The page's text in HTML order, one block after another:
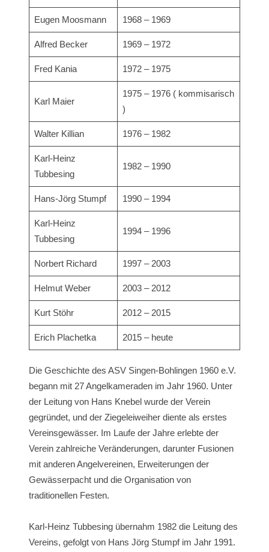
Eugen Moosmann 1968 – 1969
Alfred Becker 1969 – 1972
Fred Kania 1972 – 1975
Karl Maier
1975 – 1976 ( kommisarisch
)
Walter Killian 1976 – 1982
Karl-Heinz
Tubbesing
1982 – 1990
Hans-Jörg Stumpf 1990 – 1994
Karl-Heinz
Tubbesing
1994 – 1996
Norbert Richard 1997 – 2003
Helmut Weber 2003 – 2012
Kurt Stöhr 2012 – 2015
Erich Plachetka 2015 – heute
Die Geschichte des ASV Singen-Bohlingen 1960 e.V.
begann mit 27 Angelkameraden im Jahr 1960. Unter
der Leitung von Hans Knebel wurde der Verein
gegründet, und der Ziegeleiweiher diente als erstes
Vereinsgewässer. Im Laufe der Jahre erlebte der
Verein zahlreiche Veränderungen, darunter Fusionen
mit anderen Angelvereinen, Erweiterungen der
Gewässerpacht und die Organisation von
traditionellen Festen.
Karl-Heinz Tubbesing übernahm 1982 die Leitung des
Vereins, gefolgt von Hans Jörg Stumpf im Jahr 1991.